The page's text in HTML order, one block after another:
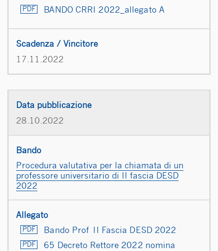
BANDO CRRI 2022_allegato A
17.11.2022
28.10.2022
Procedura valutativa per la chiamata di un
professore universitario di II fascia DESD
2022
Bando Prof II Fascia DESD 2022
65 Decreto Rettore 2022 nomina